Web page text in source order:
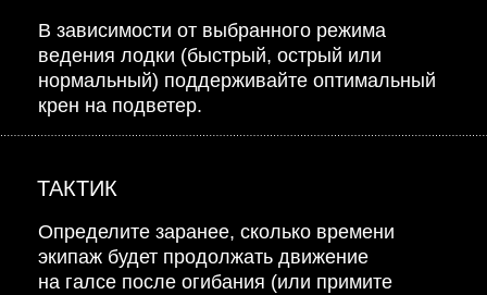
В зависимости от выбранного режима
ведения лодки (быстрый, острый или
нормальный) поддерживайте оптимальный
крен на подветер.
ТАКТИК
Определите заранее, сколько времени
экипаж будет продолжать движение
на галсе после огибания (или примите